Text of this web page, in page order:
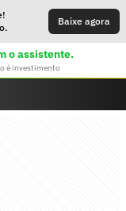
Baixe agora
o assistente.
é investimento